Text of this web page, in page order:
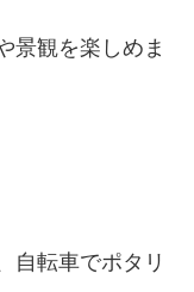
景観を楽しめま
自転車でポタリ